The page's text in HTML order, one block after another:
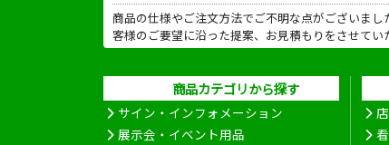
商品の仕様やご注文方法でご不明な点がございま
客様のご要望に沿った提案、お見積もりをさせてい
商品カテゴリから探す
サイン・インフォメーション
展示会・イベント用品